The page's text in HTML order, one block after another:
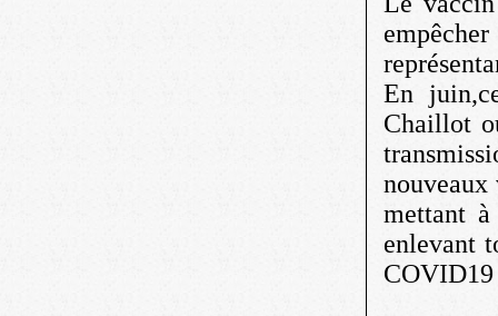
En
Chaillot
nouveaux
mettant
enlevant
COVID19